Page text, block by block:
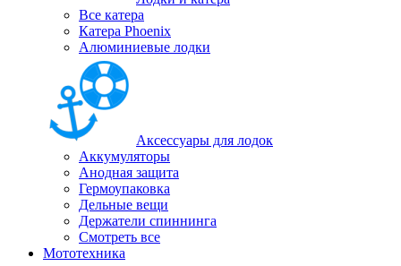
Все катера
Катера Phoenix
Алюминиевые лодки
Аксессуары для лодок
Аккумуляторы
Анодная защита
Гермоупаковка
Дельные вещи
Держатели спиннинга
Смотреть все
Мототехника